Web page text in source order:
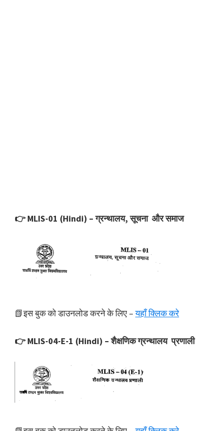
👉 MLIS-01 (Hindi) – ग्रन्थालय, सूचना और समाज
📗इस बुक को डाउनलोड करने के लिए –यहाँ क्लिक करे
👉 MLIS-04-E-1 (Hindi) – शैक्षणिक ग्रन्थालय प्रणाली